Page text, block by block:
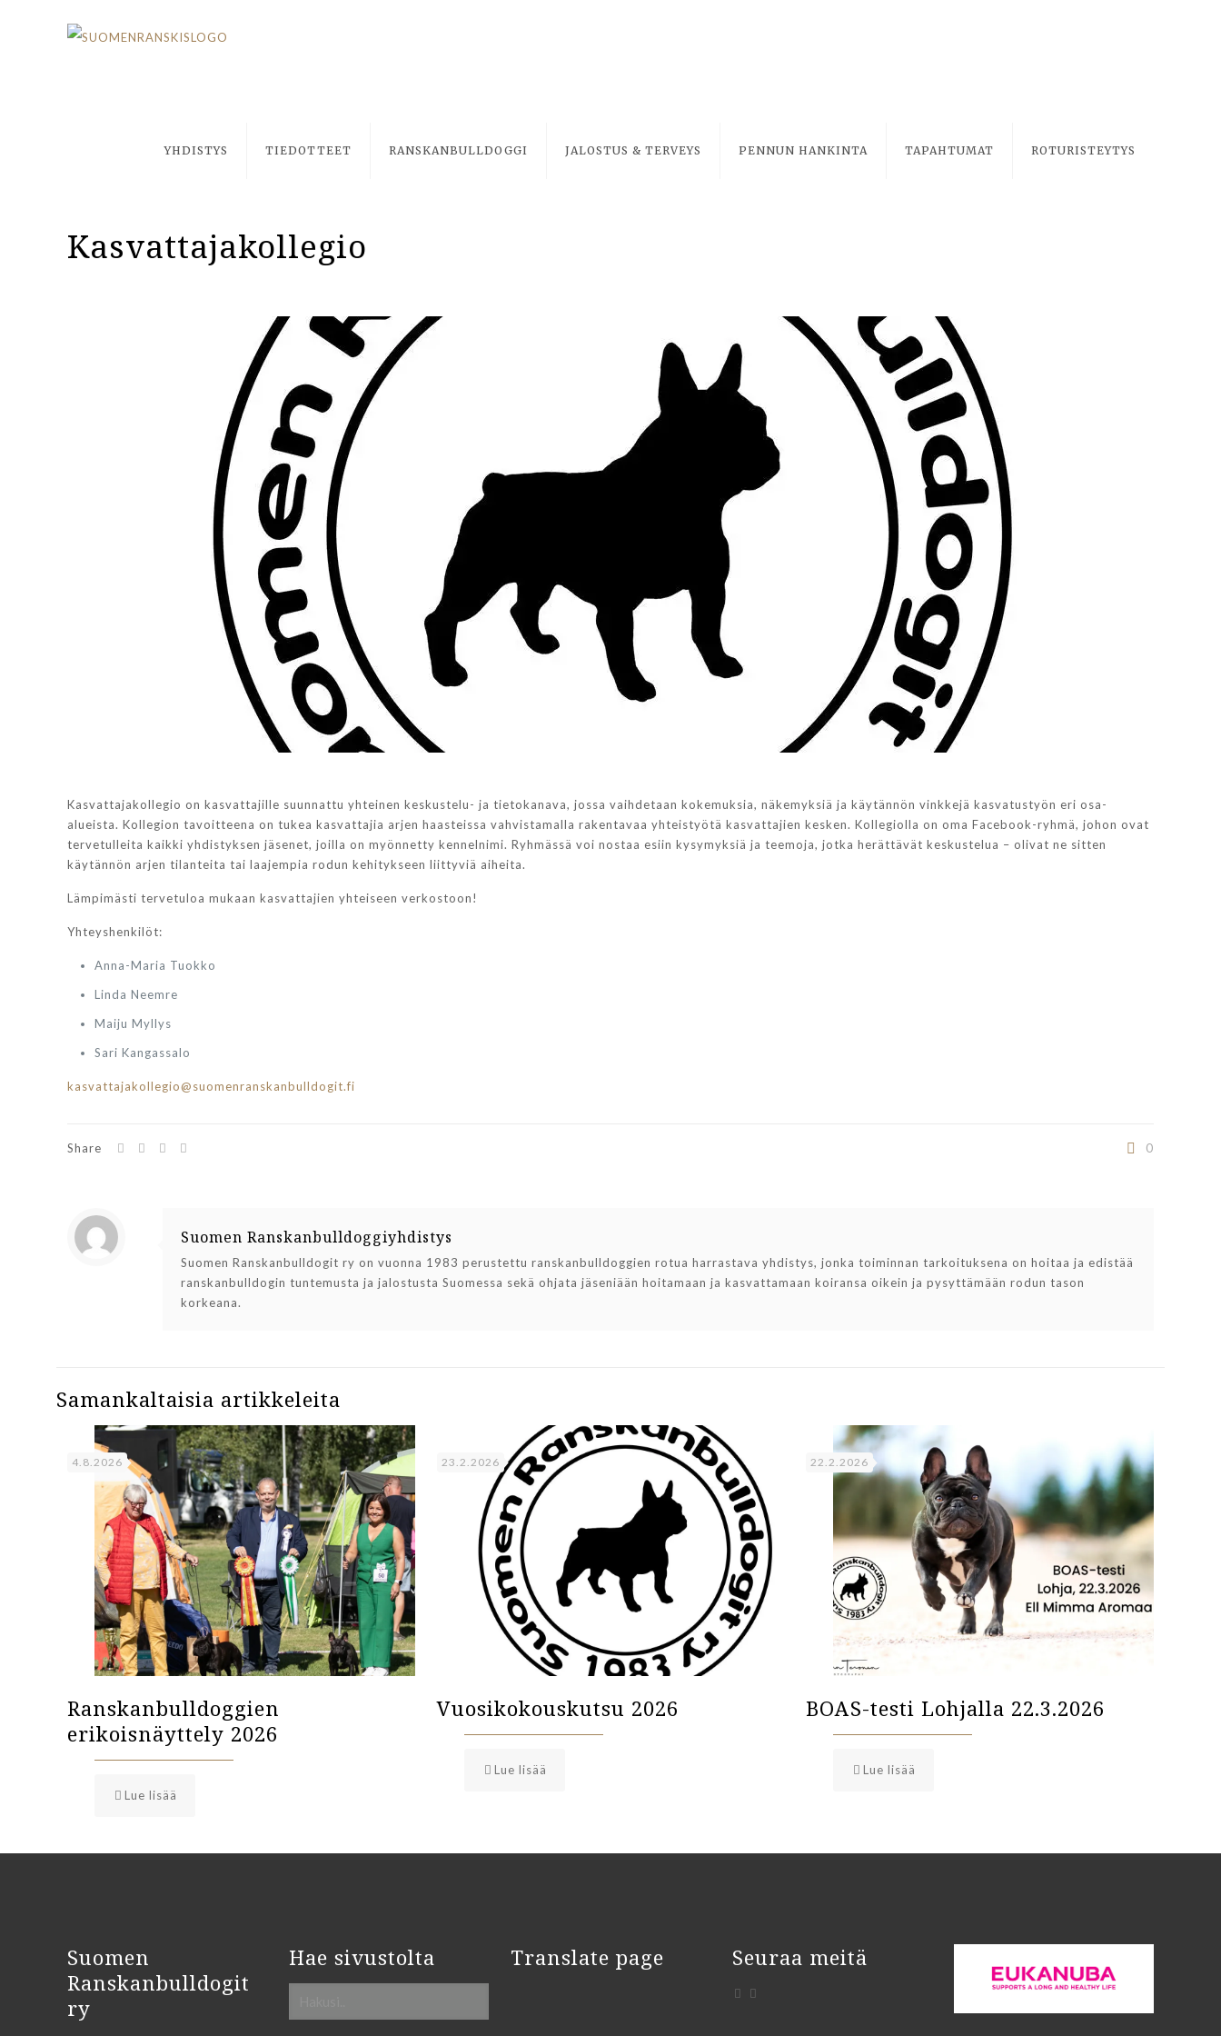
YHDISTYS TIEDOTTEET RANSKANBULLDOGGI JALOSTUS & TERVEYS PENNUN HANKINTA TAPAHTUMAT ROTURISTEYTYS
Kasvattajakollegio
Kasvattajakollegio on kasvattajille suunnattu yhteinen keskustelu- ja tietokanava, jossa vaihdetaan kokemuksia, näkemyksiä ja käytännön vinkkejä kasvatustyön eri osa-
alueista. Kollegion tavoitteena on tukea kasvattajia arjen haasteissa vahvistamalla rakentavaa yhteistyötä kasvattajien kesken. Kollegiolla on oma Facebook-ryhmä, johon ovat
tervetulleita kaikki yhdistyksen jäsenet, joilla on myönnetty kennelnimi. Ryhmässä voi nostaa esiin kysymyksiä ja teemoja, jotka herättävät keskustelua – olivat ne sitten
käytännön arjen tilanteita tai laajempia rodun kehitykseen liittyviä aiheita.
Lämpimästi tervetuloa mukaan kasvattajien yhteiseen verkostoon!
Yhteyshenkilöt:
Anna-Maria Tuokko
Linda Neemre
Maiju Myllys
Sari Kangassalo
kasvattajakollegio@suomenranskanbulldogit.fi
Share 0
Suomen Ranskanbulldoggiyhdistys
Suomen Ranskanbulldogit ry on vuonna 1983 perustettu ranskanbulldoggien rotua harrastava yhdistys, jonka toiminnan tarkoituksena on hoitaa ja edistää
ranskanbulldogin tuntemusta ja jalostusta Suomessa sekä ohjata jäseniään hoitamaan ja kasvattamaan koiransa oikein ja pysyttämään rodun tason
korkeana.
Samankaltaisia artikkeleita
4.8.2026
Ranskanbulldoggien
erikoisnäyttely 2026
Lue lisää
23.2.2026
Vuosikokouskutsu 2026
Lue lisää
22.2.2026
BOAS-testi Lohjalla 22.3.2026
Lue lisää
Suomen
Ranskanbulldogit
ry
Hae sivustolta Translate page Seuraa meitä